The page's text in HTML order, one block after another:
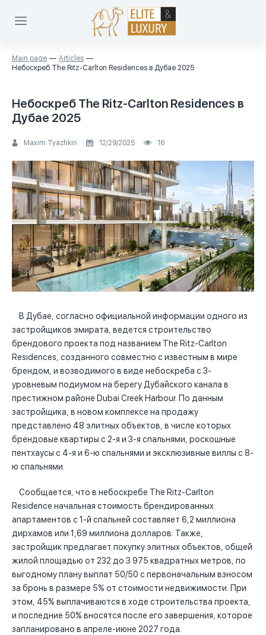
Main page
Articles
Небоскреб The Ritz-Carlton Residences в Дубае 2025
Небоскреб The Ritz-Carlton Residences в
Дубае 2025
Maxim Tyazhkin 12/29/2025 16
В Дубае, согласно официальной информации одного из
застройщиков эмирата, ведется строительство
брендового проекта под названием The Ritz-Carlton
Residences, созданного совместно с известным в мире
брендом, и возводимого в виде небоскреба с 3-
уровневым подиумом на берегу Дубайского канала в
престижном районе Dubai Creek Harbour. По данным
застройщика, в новом комплексе на продажу
представлено 48 элитных объектов, в числе которых
брендовые квартиры с 2-я и 3-я спальнями, роскошные
пентхаусы с 4-я и 6-ю спальнями и эксклюзивные виллы с 8-
ю спальнями.
Сообщается, что в небоскребе The Ritz-Carlton
Residence начальная стоимость брендированных
апартаментов с 1-й спальней составляет 6,2 миллиона
дирхамов или 1,69 миллиона долларов. Также,
застройщик предлагает покупку элитных объектов, общей
жилой площадью от 232 до 3 975 квадратных метров, по
выгодному плану выплат 50/50 с первоначальным взносом
за бронь в размере 5% от стоимости недвижимости. При
этом, 45% выплачиваются в ходе строительства проекта,
и последние 50% вносятся после его завершения, которое
запланировано в апреле-июне 2027 года.